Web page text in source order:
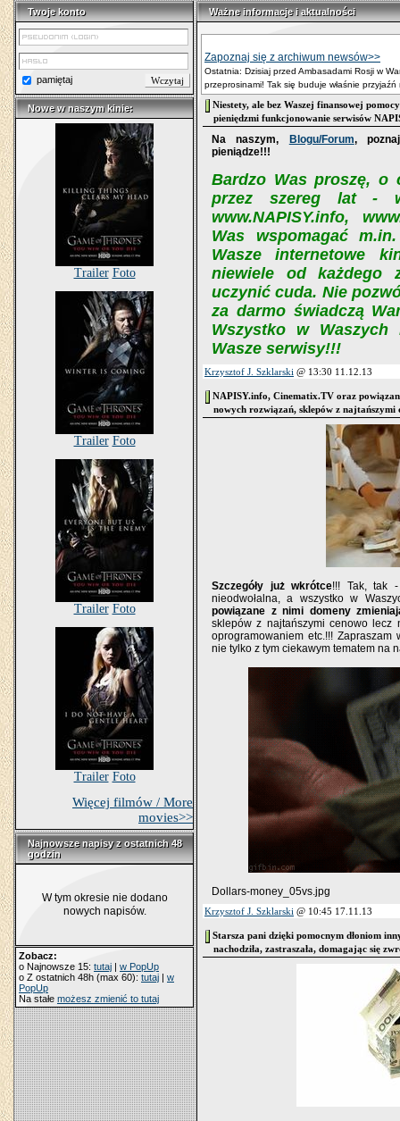
Twoje konto
Twoje konto
pamiętaj
Nowe w naszym kinie:
Nowe w naszym kinie:
Trailer Foto
Trailer Foto
Trailer Foto
Trailer Foto
Więcej filmów / More
movies>>
Najnowsze napisy z ostatnich 48
godzin
Najnowsze napisy z ostatnich 48
godzin
W tym okresie nie dodano
nowych napisów.
Zobacz:
o Najnowsze 15: tutaj | w PopUp
o Z ostatnich 48h (max 60): tutaj | w
PopUp
Na stałe możesz zmienić to tutaj
Ważne informacje i aktualności
Ważne informacje i aktualności
Zapoznaj się z archiwum newsów>>
Ostatnia: Dzisiaj przed Ambasadami Rosji w
przeprosinami! Tak się buduje właśnie
Niestety, ale bez Waszej finansowej
pieniędzmi funkcjonowanie serwisów
Na naszym, Blogu/Forum,
pieniądze!!!
Bardzo Was proszę, o
przez szereg lat -
www.NAPISY.info,
Was wspomagać
Wasze internetowe
niewiele od każdego
uczynić cuda. Nie
za darmo świadczą
Wszystko w
Wasze serwisy!!!
Krzysztof J. Szklarski @ 13:30 11.12.13
NAPISY.info, Cinematix.TV oraz
nowych rozwiązań, sklepów z
Szczegóły już wkrótce!!! Tak, tak
nieodwołalna, a wszystko w
powiązane z nimi domeny
sklepów z najtańszymi cenowo lecz
oprogramowaniem etc.!!!
nie tylko z tym ciekawym tematem na
Dollars-money_05vs.jpg
Krzysztof J. Szklarski @ 10:45 17.11.13
Starsza pani dzięki pomocnym dłoniom
nachodziła, zastraszała, domagając się